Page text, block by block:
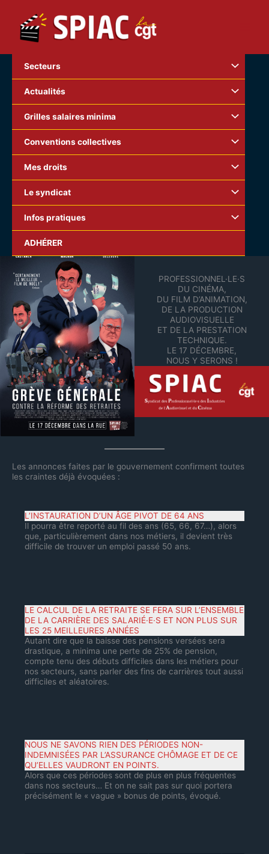
contenu
Secteurs
Actualités
Grilles salaires minima
Conventions collectives
Mes droits
Le syndicat
Infos pratiques
ADHÉRER
PROFESSIONNEL·LE·S
DU CINÉMA,
DU FILM D’ANIMATION,
DE LA PRODUCTION
AUDIOVISUELLE
ET DE LA PRESTATION
TECHNIQUE.
LE 17 DÉCEMBRE,
NOUS Y SERONS !
Les annonces faites par le gouvernement confirment toutes
les craintes déjà évoquées :
L’INSTAURATION D’UN ÂGE PIVOT DE 64 ANS
Il pourra être reporté au fil des ans (65, 66, 67…), alors
que, particulièrement dans nos métiers, il devient très
difficile de trouver un emploi passé 50 ans.
LE CALCUL DE LA RETRAITE SE FERA SUR L’ENSEMBLE
DE LA CARRIÈRE DES SALARIÉ·E·S ET NON PLUS SUR
LES 25 MEILLEURES ANNÉES
Autant dire que la baisse des pensions versées sera
drastique, a minima une perte de 25% de pension,
compte tenu des débuts difficiles dans les métiers pour
nos secteurs, sans parler des fins de carrières tout aussi
difficiles et aléatoires.
NOUS NE SAVONS RIEN DES PÉRIODES NON-
INDEMNISÉES PAR L’ASSURANCE CHÔMAGE ET DE CE
QU’ELLES VAUDRONT EN POINTS.
Alors que ces périodes sont de plus en plus fréquentes
dans nos secteurs… Et on ne sait pas sur quoi portera
précisément le « vague » bonus de points, évoqué.